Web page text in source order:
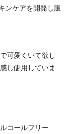
ンケアを開発し販
可愛くいて欲し
し使用していま
コールフリー